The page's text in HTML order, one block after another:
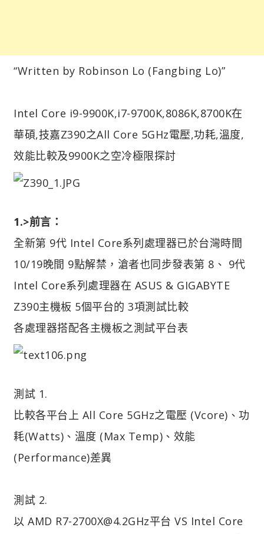
“Written by Robinson Lo (Fangbing Lo)”
Intel Core i9-9900K,i7-9700K,8086K,8700K在
華碩,技嘉Z390之All Core 5GHz電壓,功耗,溫度,
效能比較及9900K之空冷極限探討
1.>前言：
全新第 9代 Intel Core系列處理器已於台灣時間
10/19晚間 9點解禁，滄者也同步發表第 8、 9代
Intel Core系列處理器在 ASUS & GIGABYTE
Z390主機板 5個平台的 3項測試比較
各處理器搭配各主機板之測試平台表
測試 1.
比較各平台上 All Core 5GHz之電壓 (Vcore)、功
耗(Watts)、溫度 (Max Temp)、效能
(Performance)差異
測試 2.
以 AMD R7-2700X@4.2GHz平台 VS Intel Core